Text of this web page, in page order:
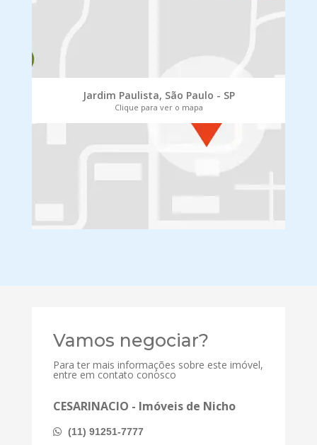
Jardim Paulista, São Paulo - SP
Clique para ver o mapa
Vamos negociar?
Para ter mais informações sobre este imóvel,
entre em contato conosco
CESARINACIO - Imóveis de Nicho
(11) 91251-7777